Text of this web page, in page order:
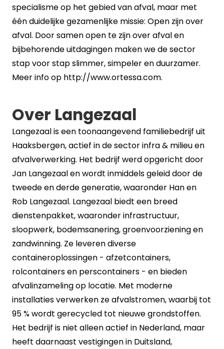
specialisme op het gebied van afval, maar met
één duidelijke gezamenlijke missie: Open zijn over
afval. Door samen open te zijn over afval en
bijbehorende uitdagingen maken we de sector
stap voor stap slimmer, simpeler en duurzamer.
Meer info op http://www.ortessa.com.
Over Langezaal
Langezaal is een toonaangevend familiebedrijf uit
Haaksbergen, actief in de sector infra & milieu en
afvalverwerking. Het bedrijf werd opgericht door
Jan Langezaal en wordt inmiddels geleid door de
tweede en derde generatie, waaronder Han en
Rob Langezaal. Langezaal biedt een breed
dienstenpakket, waaronder infrastructuur,
sloopwerk, bodemsanering, groenvoorziening en
zandwinning. Ze leveren diverse
containeroplossingen - afzetcontainers,
rolcontainers en perscontainers - en bieden
afvalinzameling op locatie. Met moderne
installaties verwerken ze afvalstromen, waarbij tot
95 % wordt gerecycled tot nieuwe grondstoffen.
Het bedrijf is niet alleen actief in Nederland, maar
heeft daarnaast vestigingen in Duitsland,